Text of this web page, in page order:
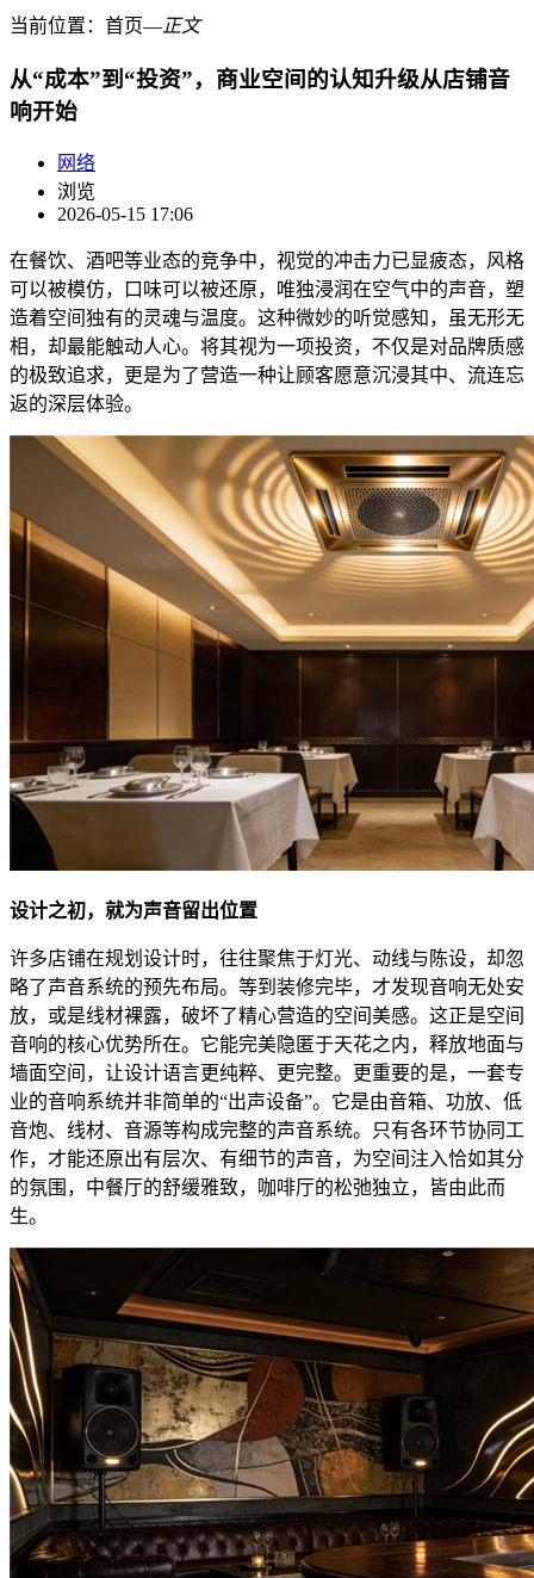
当前位置： 首页―正文
从“成本”到“投资”，商业空间的认知升级从店铺音
响开始
网络
浏览
2026-05-15 17:06
在餐饮、酒吧等业态的竞争中，视觉的冲击力已显疲态，风格
可以被模仿，口味可以被还原，唯独浸润在空气中的声音，塑
造着空间独有的灵魂与温度。这种微妙的听觉感知，虽无形无
相，却最能触动人心。将其视为一项投资，不仅是对品牌质感
的极致追求，更是为了营造一种让顾客愿意沉浸其中、流连忘
返的深层体验。
设计之初，就为声音留出位置
许多店铺在规划设计时，往往聚焦于灯光、动线与陈设，却忽
略了声音系统的预先布局。等到装修完毕，才发现音响无处安
放，或是线材裸露，破坏了精心营造的空间美感。这正是空间
音响的核心优势所在。它能完美隐匿于天花之内，释放地面与
墙面空间，让设计语言更纯粹、更完整。更重要的是，一套专
业的音响系统并非简单的“出声设备”。它是由音箱、功放、低
音炮、线材、音源等构成完整的声音系统。只有各环节协同工
作，才能还原出有层次、有细节的声音，为空间注入恰如其分
的氛围，中餐厅的舒缓雅致，咖啡厅的松弛独立，皆由此而
生。